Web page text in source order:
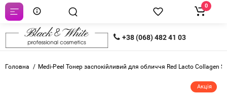
+38 (068) 482 41 03
0
Головна Medi-Peel Тонер заспокійливий для обличчя Red Lacto Collagen
Акція